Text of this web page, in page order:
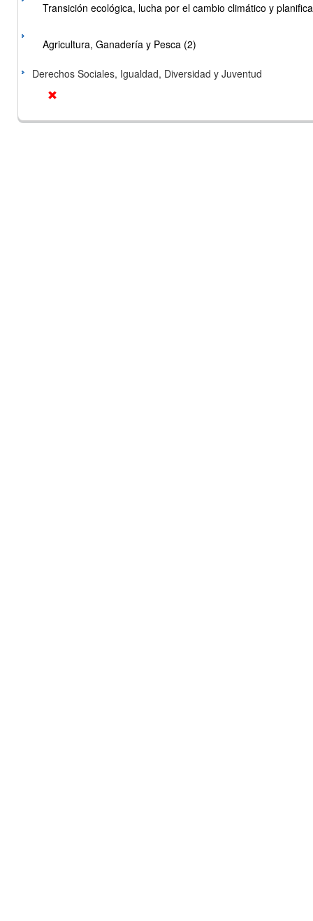
Transición ecológica, lucha por el cambio climático y
Agricultura, Ganadería y Pesca (2)
Derechos Sociales, Igualdad, Diversidad y Juventud